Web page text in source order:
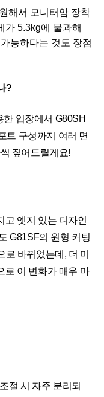
해서 모니터암 장착
가 5.3kg에 불과해
능하다는 것도 장점
?
입장에서 G80SH
트 구성까지 여러 면
짚어드릴게요!
고 엣지 있는 디자인
G81SF의 원형 커팅
바뀌었는데, 더 미
로 이 변화가 매우 마
절 시 자주 분리되